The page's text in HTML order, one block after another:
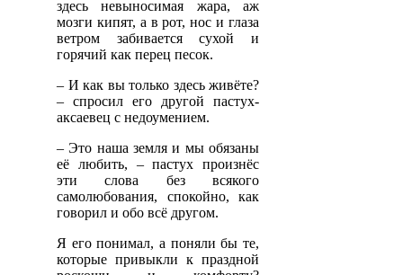
здесь невыносимая жара, аж
мозги кипят, а в рот, нос и глаза
ветром забивается сухой и
горячий как перец песок.
– И как вы только здесь живёте?
– спросил его другой пастух-
аксаевец с недоумением.
– Это наша земля и мы обязаны
её любить, – пастух произнёс
эти слова без всякого
самолюбования, спокойно, как
говорил и обо всё другом.
Я его понимал, а поняли бы те,
которые привыкли к праздной